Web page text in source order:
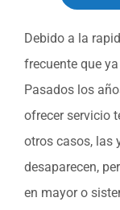
Debido a la
frecuente que
Pasados los
ofrecer servicio
otros casos, las
desaparecen,
en mayor o